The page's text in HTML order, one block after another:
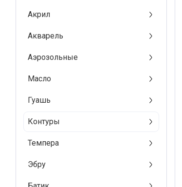
Акрил
Акварель
Аэрозольные
Масло
Гуашь
Контуры
Темпера
Эбру
Поиск по городам
Пролетарск
Севастополь